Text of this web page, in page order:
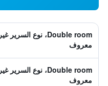
Double room، نوع السرير غير
معروف
Double room، نوع السرير غير
معروف